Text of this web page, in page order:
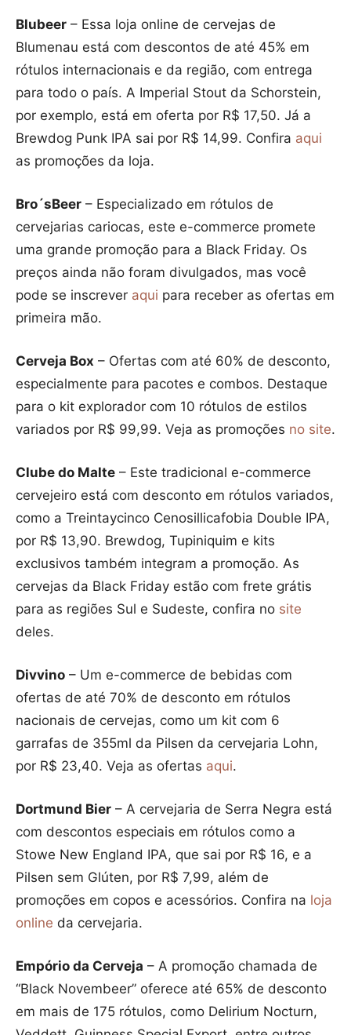
Blubeer – Essa loja online de cervejas de
Blumenau está com descontos de até 45% em
rótulos internacionais e da região, com entrega
para todo o país. A Imperial Stout da Schorstein,
por exemplo, está em oferta por R$ 17,50. Já a
Brewdog Punk IPA sai por R$ 14,99. Confira aqui
as promoções da loja.
Bro´sBeer – Especializado em rótulos de
cervejarias cariocas, este e-commerce promete
uma grande promoção para a Black Friday. Os
preços ainda não foram divulgados, mas você
pode se inscrever aqui para receber as ofertas em
primeira mão.
Cerveja Box – Ofertas com até 60% de desconto,
especialmente para pacotes e combos. Destaque
para o kit explorador com 10 rótulos de estilos
variados por R$ 99,99. Veja as promoções no site.
Clube do Malte – Este tradicional e-commerce
cervejeiro está com desconto em rótulos variados,
como a Treintaycinco Cenosillicafobia Double IPA,
por R$ 13,90. Brewdog, Tupiniquim e kits
exclusivos também integram a promoção. As
cervejas da Black Friday estão com frete grátis
para as regiões Sul e Sudeste, confira no site
deles.
Divvino – Um e-commerce de bebidas com
ofertas de até 70% de desconto em rótulos
nacionais de cervejas, como um kit com 6
garrafas de 355ml da Pilsen da cervejaria Lohn,
por R$ 23,40. Veja as ofertas aqui.
Dortmund Bier – A cervejaria de Serra Negra está
com descontos especiais em rótulos como a
Stowe New England IPA, que sai por R$ 16, e a
Pilsen sem Glúten, por R$ 7,99, além de
promoções em copos e acessórios. Confira na loja
online da cervejaria.
Empório da Cerveja – A promoção chamada de
“Black Novembeer” oferece até 65% de desconto
em mais de 175 rótulos, como Delirium Nocturn,